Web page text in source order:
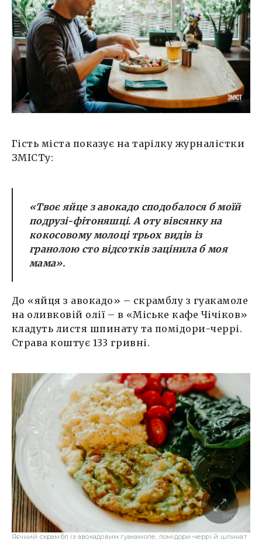
Гість міста показує на тарілку журналістки
ЗМІСТу:
«Твоє яйце з авокадо сподобалося б моїй
подрузі-фітоняшці. А оту вівсянку на
кокосовому молоці трьох видів із
гранолою сто відсотків зацінила б моя
мама».
До «яйця з авокадо» – скрамблу з гуакамоле
на оливковій олії – в «Міське кафе Чічіков»
кладуть листя шпинату та помідори-черрі.
Страва коштує 133 гривні.
Яєчний скрамбл із авокадовим гуакамоле, помідори-черрі й шпинат